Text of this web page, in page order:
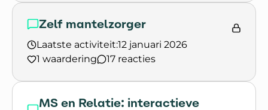
Zelf mantelzorger
Laatste activiteit:12 januari 2026
1 waardering
17 reacties
MS en Relatie: interactieve